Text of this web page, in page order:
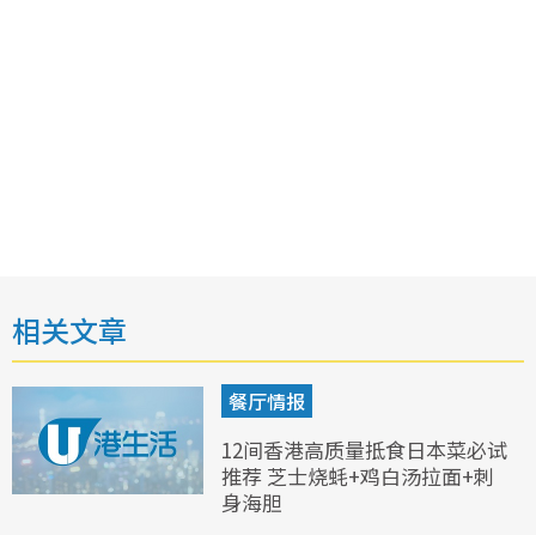
相关文章
餐厅情报
12间香港高质量抵食日本菜必试
推荐 芝士烧蚝+鸡白汤拉面+刺
身海胆